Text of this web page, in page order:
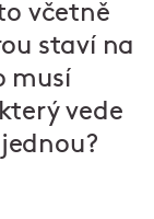
včetně
staví na
musí
vede